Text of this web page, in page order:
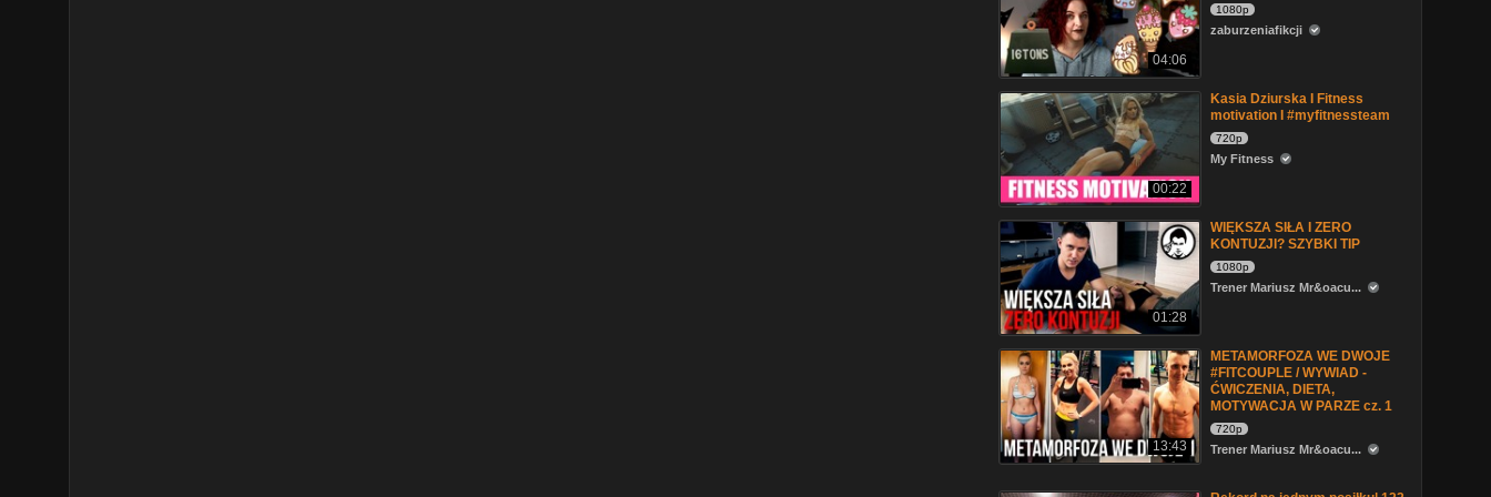
04:06
1080p
zaburzeniafikcji
00:22
Kasia Dziurska I Fitness
motivation I #myfitnessteam
720p
My Fitness
01:28
WIĘKSZA SIŁA I ZERO
KONTUZJI? SZYBKI TIP
1080p
Trener Mariusz Mr&oacu...
13:43
METAMORFOZA WE DWOJE
#FITCOUPLE / WYWIAD -
ĆWICZENIA, DIETA,
MOTYWACJA W PARZE cz. 1
720p
Trener Mariusz Mr&oacu...